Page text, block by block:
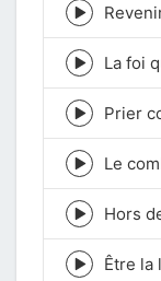
Episode
play
icon
Episode
play
icon
La foi
Episode
play
icon
Prier
Episode
play
icon
Le
Episode
play
icon
Hors
Episode
Être la